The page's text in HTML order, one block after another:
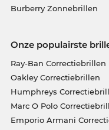
Burberry Zonnebrillen
Onze populairste
Ray-Ban Correctiebrillen
Oakley Correctiebrillen
Humphreys
Marc O Polo
Emporio Armani